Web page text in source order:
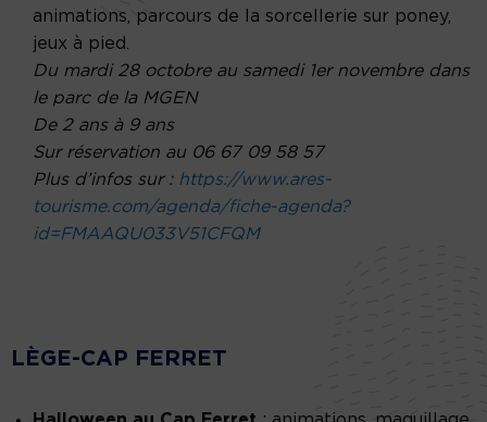
animations, parcours de la sorcellerie sur poney,
jeux à pied.
Du mardi 28 octobre au samedi 1er novembre dans
le parc de la MGEN
De 2 ans à 9 ans
Sur réservation au 06 67 09 58 57
Plus d’infos sur : https://www.ares-
tourisme.com/agenda/fiche-agenda?
id=FMAAQU033V51CFQM
LÈGE-CAP FERRET